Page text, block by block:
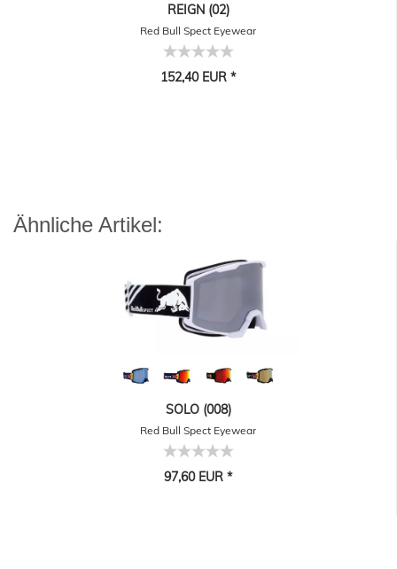
REIGN (02)
Red Bull Spect Eyewear
152,40 EUR *
Ähnliche Artikel:
SOLO (008)
Red Bull Spect Eyewear
97,60 EUR *